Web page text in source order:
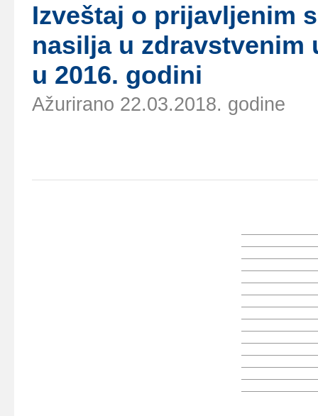
Izvеštај о priјаvljеnim
nаsiljа u zdrаvstvеnim
u 2016. gоdini
Ažurirano 22.03.2018. godine